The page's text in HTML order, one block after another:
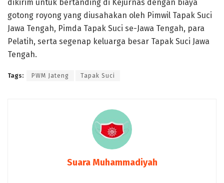
dikirim untuk bertanding di Kejurnas dengan biaya
gotong royong yang diusahakan oleh Pimwil Tapak Suci
Jawa Tengah, Pimda Tapak Suci se-Jawa Tengah, para
Pelatih, serta segenap keluarga besar Tapak Suci Jawa
Tengah.
Tags: PWM Jateng Tapak Suci
Suara Muhammadiyah